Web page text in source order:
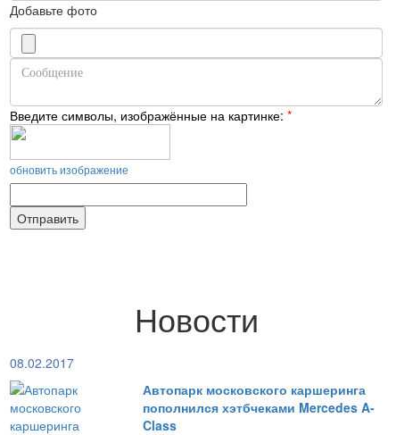
Добавьте фото
Введите символы, изображённые на картинке: *
обновить изображение
Новости
08.02.2017
Автопарк московского каршеринга
пополнился хэтбчеками Mercedes A-
Class